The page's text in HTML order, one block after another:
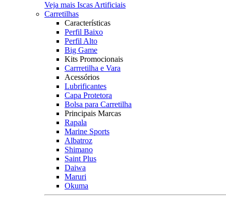
Veja mais Iscas Artificiais
Carretilhas
Características
Perfil Baixo
Perfil Alto
Big Game
Kits Promocionais
Carrretilha e Vara
Acessórios
Lubrificantes
Capa Protetora
Bolsa para Carretilha
Principais Marcas
Rapala
Marine Sports
Albatroz
Shimano
Saint Plus
Daiwa
Maruri
Okuma